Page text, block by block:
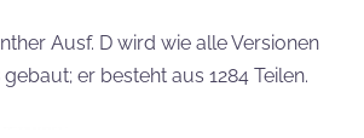
Ausf. D wird wie alle Versionen
er besteht aus 1284 Teilen.